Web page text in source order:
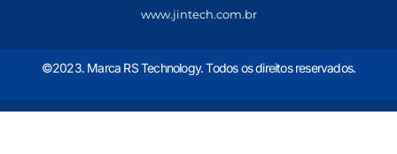
www.jintech.com.br
©2023. Marca RS Technology. Todos os direitos reservados.